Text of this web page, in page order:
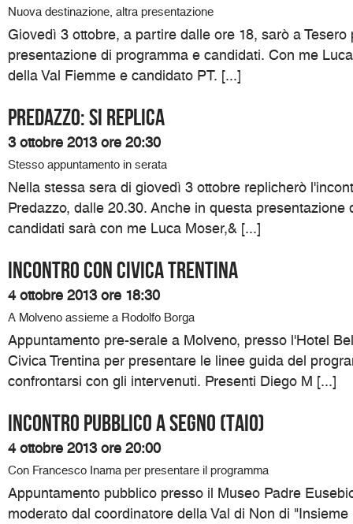
Nuova destinazione, altra presentazione
Giovedì 3 ottobre, a partire dalle ore 18, sarò a Tesero
presentazione di programma e candidati. Con me
della Val Fiemme e candidato PT. [...]
Predazzo: si replica
3 ottobre 2013 ore 20:30
Stesso appuntamento in serata
Nella stessa sera di giovedì 3 ottobre replicherò
Predazzo, dalle 20.30. Anche in questa presentazione
candidati sarà con me Luca Moser,& [...]
Incontro con Civica Trentina
4 ottobre 2013 ore 18:30
A Molveno assieme a Rodolfo Borga
Appuntamento pre-serale a Molveno, presso l'Hotel
Civica Trentina per presentare le linee guida del
confrontarsi con gli intervenuti. Presenti Diego M [...]
Incontro pubblico a Segno (Taio)
4 ottobre 2013 ore 20:00
Con Francesco Inama per presentare il programma
Appuntamento pubblico presso il Museo Padre
moderato dal coordinatore della Val di Non di